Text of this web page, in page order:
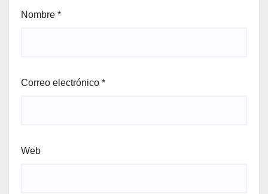
Nombre *
Correo electrónico *
Web